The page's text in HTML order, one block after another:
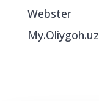
Webster
My.Oliygoh.uz